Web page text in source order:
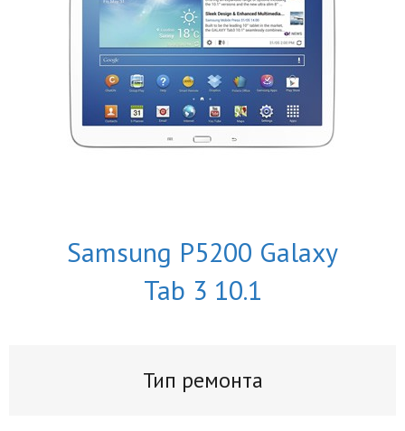
Samsung P5200 Galaxy
Tab 3 10.1
Тип ремонта